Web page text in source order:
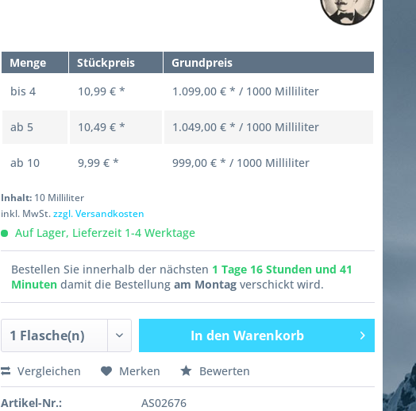
Menge Stückpreis
Grundpreis
bis 4 10,99 € * 1.099,00 € * / 1000 Milliliter
ab 5 10,49 € * 1.049,00 € * / 1000 Milliliter
ab 10 9,99 € * 999,00 € * / 1000 Milliliter
Inhalt: 10 Milliliter
inkl. MwSt.zzgl. Versandkosten
Auf Lager, Lieferzeit 1-4 Werktage
Bestellen Sie innerhalb der nächsten 1 Tage 16 Stunden und 41
Minuten damit die Bestellung am Montagverschickt wird.
In den Warenkorb
Vergleichen Merken Bewerten
Artikel-Nr.: AS02676